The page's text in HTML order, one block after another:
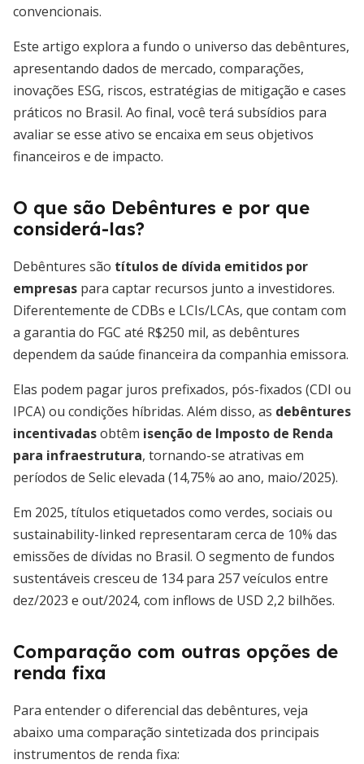
convencionais.
Este artigo explora a fundo o universo das debêntures,
apresentando dados de mercado, comparações,
inovações ESG, riscos, estratégias de mitigação e cases
práticos no Brasil. Ao final, você terá subsídios para
avaliar se esse ativo se encaixa em seus objetivos
financeiros e de impacto.
O que são Debêntures e por que
considerá-las?
Debêntures são títulos de dívida emitidos por
empresas para captar recursos junto a investidores.
Diferentemente de CDBs e LCIs/LCAs, que contam com
a garantia do FGC até R$250 mil, as debêntures
dependem da saúde financeira da companhia emissora.
Elas podem pagar juros prefixados, pós-fixados (CDI ou
IPCA) ou condições híbridas. Além disso, as debêntures
incentivadasobtêm isenção de Imposto de Renda
para infraestrutura, tornando-se atrativas em
períodos de Selic elevada (14,75% ao ano, maio/2025).
Em 2025, títulos etiquetados como verdes, sociais ou
sustainability-linked representaram cerca de 10% das
emissões de dívidas no Brasil. O segmento de fundos
sustentáveis cresceu de 134 para 257 veículos entre
dez/2023 e out/2024, com inflows de USD 2,2 bilhões.
Comparação com outras opções de
renda fixa
Para entender o diferencial das debêntures, veja
abaixo uma comparação sintetizada dos principais
instrumentos de renda fixa: